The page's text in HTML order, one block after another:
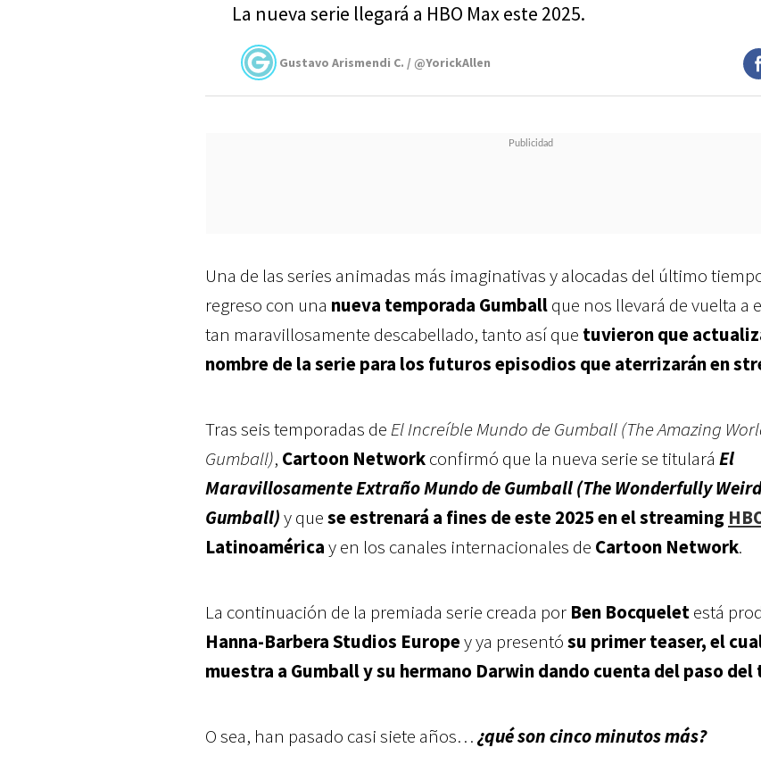
La nueva serie llegará a HBO Max este 2025.
Gustavo Arismendi C. / @YorickAllen
Una de las series animadas más imaginativas y alocadas del último
regreso con una nueva temporada Gumballque nos llevará de vuelta a
tan maravillosamente descabellado, tanto así que tuvieron que
nombre de la serie para los futuros episodios que aterrizarán en
Tras seis temporadas de El Increíble Mundo de Gumball (The Amazing
Gumball), Cartoon Networkconfirmó que la nueva serie se titulará El
Maravillosamente Extraño Mundo de Gumball (The Wonderfully
Gumball)y quese estrenará a fines de este 2025 en el streaming
Latinoaméricay en los canales internacionales de Cartoon Network.
La continuación de la premiada serie creada por Ben Bocqueletestá
Hanna-Barbera Studios Europey ya presentósu primer teaser, el
muestra a Gumball y su hermano Darwin dando cuenta del paso
O sea, han pasado casi siete años…¿qué son cinco minutos más?